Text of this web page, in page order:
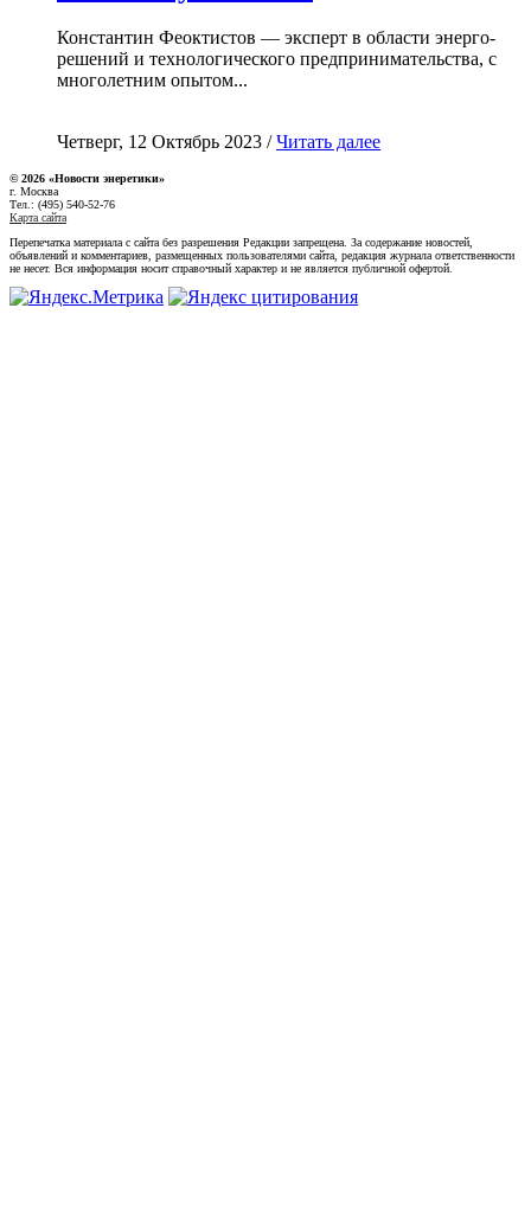
Константин Феоктистов — эксперт в области энерго-
решений и технологического предпринимательства, с
многолетним опытом...
Четверг, 12 Октябрь 2023 /Читать далее
© 2026 «Новости энеретики»
г. Москва
Тел.: (495) 540-52-76
Карта сайта
Перепечатка материала с сайта без разрешения Редакции запрещена. За содержание новостей,
объявлений и комментариев, размещенных пользователями сайта, редакция журнала ответственности
не несет. Вся информация носит справочный характер и не является публичной офертой.